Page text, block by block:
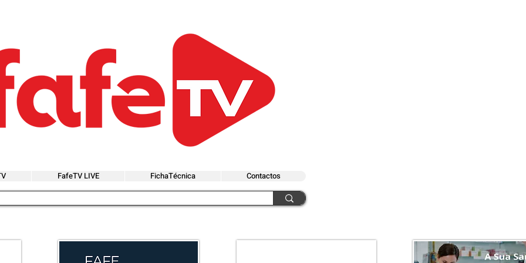
FafeTV LIVE FichaTécnica Contactos